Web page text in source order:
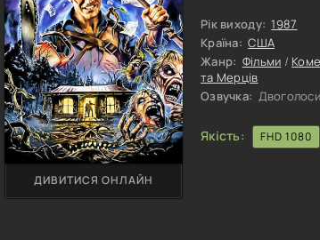
вони зараз
Еша чергова глава
Рік виходу: 1987
Країна: США
Жанр: Фільми /
та Мерців
Озвучка:
Якість: FHD 1080
ДИВИТИСЯ ОНЛАЙН